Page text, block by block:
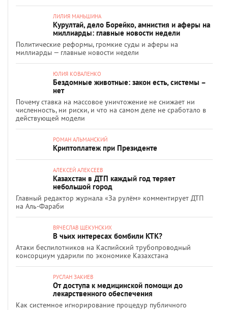
ЛИЛИЯ МАНЬШИНА
Курултай, дело Борейко, амнистия и аферы на
миллиарды: главные новости недели
Политические реформы, громкие суды и аферы на
миллиарды — главные новости недели
ЮЛИЯ КОВАЛЕНКО
Бездомные животные: закон есть, системы –
нет
Почему ставка на массовое уничтожение не снижает ни
численность, ни риски, и что на самом деле не сработало в
действующей модели
РОМАН АЛЬМАНСКИЙ
Криптоплатеж при Президенте
АЛЕКСЕЙ АЛЕКСЕЕВ
Казахстан в ДТП каждый год теряет
небольшой город
Главный редактор журнала «За рулём» комментирует ДТП
на Аль-Фараби
ВЯЧЕСЛАВ ЩЕКУНСКИХ
В чьих интересах бомбили КТК?
Атаки беспилотников на Каспийский трубопроводный
консорциум ударили по экономике Казахстана
РУСЛАН ЗАКИЕВ
От доступа к медицинской помощи до
лекарственного обеспечения
Как системное игнорирование процедур публичного